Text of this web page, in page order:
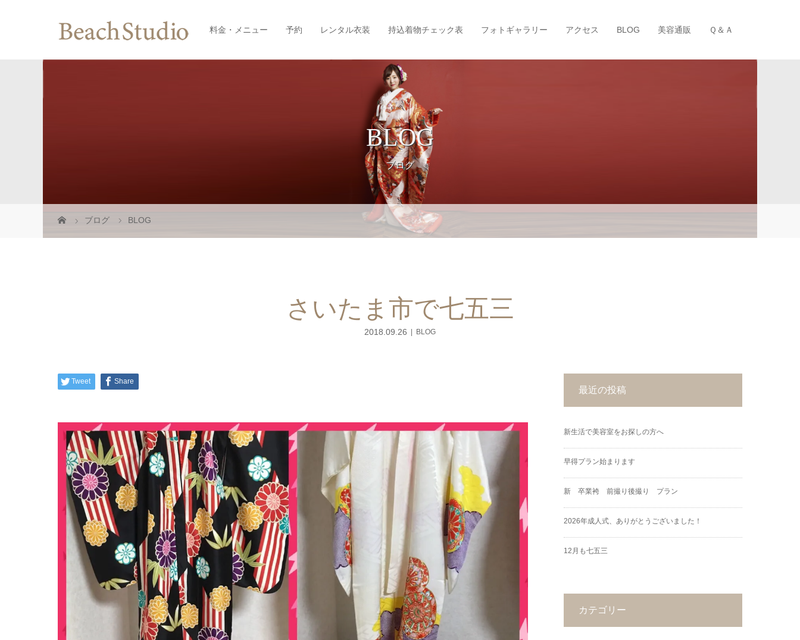
料金・メニュー 予約 レンタル衣装 持込着物チェック表 フォトギャラリー アクセス BLOG 美容通販 Ｑ＆Ａ
BLOG
ブログ
ブログ BLOG
さいたま市で七五三
2018.09.26 BLOG
Tweet Share
最近の投稿
新生活で美容室をお探しの方へ
早得プラン始まります
新 卒業袴 前撮り後撮り プラン
2026年成人式、ありがとうございました！
12月も七五三
カテゴリー